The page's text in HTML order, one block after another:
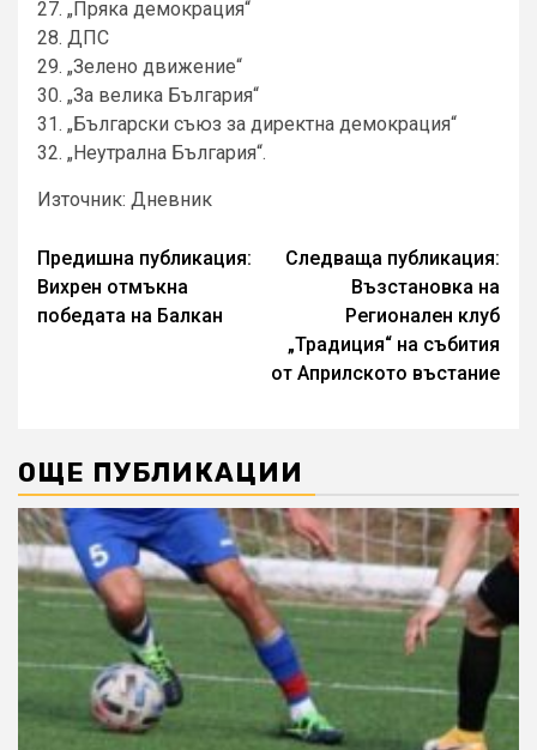
27. „Пряка демокрация“
28. ДПС
29. „Зелено движение“
30. „За велика България“
31. „Български съюз за директна демокрация“
32. „Неутрална България“.
Източник: Дневник
Continue
Reading
Предишна публикация:
Вихрен отмъкна
победата на Балкан
Следваща публикация:
Възстановка на
Регионален клуб
„Традиция“ на събития
от Априлското въстание
ОЩЕ ПУБЛИКАЦИИ